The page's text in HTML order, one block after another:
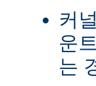
커
운
는